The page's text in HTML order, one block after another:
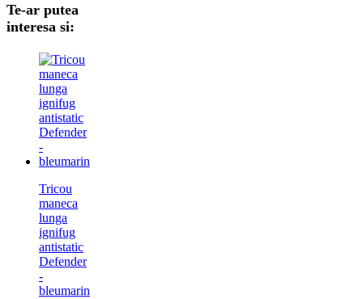
Te-ar putea
interesa si:
Tricou
maneca
lunga
ignifug
antistatic
Defender
-
bleumarin